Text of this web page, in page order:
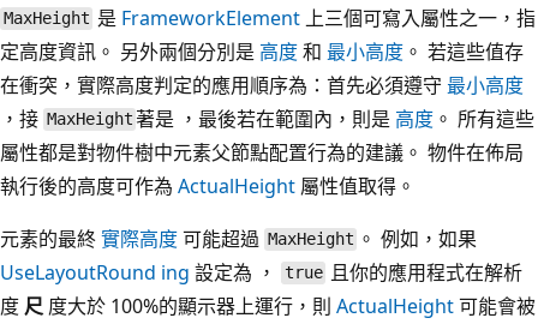
MaxHeight 是 FrameworkElement 上三個可寫入屬性之一，指
定高度資訊。 另外兩個分別是 高度和 最小高度 。 若這些值存
在衝突，實際高度判定的應用順序為：首先必須遵守 最小高度
，接 MaxHeight 著是 ，最後若在範圍內，則是 高度 。 所有這些
屬性都是對物件樹中元素父節點配置行為的建議。 物件在佈局
執行後的高度可作為 ActualHeight 屬性值取得。
元素的最終實際高度可能超過 MaxHeight 。 例如，如果
UseLayoutRound ing 設定為 ， true 且你的應用程式在解析
度 尺 度大於 100%的顯示器上運行，則 ActualHeight可能會被